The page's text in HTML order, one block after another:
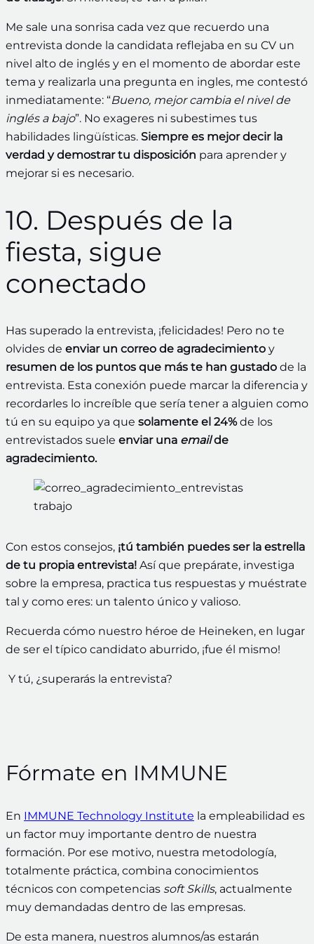
Me sale una sonrisa cada vez que recuerdo una
entrevista donde la candidata reflejaba en su CV un
nivel alto de inglés y en el momento de abordar este
tema y realizarla una pregunta en ingles, me contestó
inmediatamente: “Bueno, mejor cambia el nivel de
inglés a bajo”. No exageres ni subestimes tus
habilidades lingüísticas. Siempre es mejor decir la
verdad y demostrar tu disposición para aprender y
mejorar si es necesario.
10. Después de la
fiesta, sigue
conectado
Has superado la entrevista, ¡felicidades! Pero no te
olvides de enviar un correo de agradecimiento y
resumen de los puntos que más te han gustado de la
entrevista. Esta conexión puede marcar la diferencia y
recordarles lo increíble que sería tener a alguien como
tú en su equipo ya que solamente el 24%de los
entrevistados suele enviar una emailde
agradecimiento.
Con estos consejos, ¡tú también puedes ser la estrella
de tu propia entrevista! Así que prepárate, investiga
sobre la empresa, practica tus respuestas y muéstrate
tal y como eres: un talento único y valioso.
Recuerda cómo nuestro héroe de Heineken, en lugar
de ser el típico candidato aburrido, ¡fue él mismo!
Y tú, ¿superarás la entrevista?
Fórmate en IMMUNE
En IMMUNE Technology Institute la empleabilidad es
un factor muy importante dentro de nuestra
formación. Por ese motivo, nuestra metodología,
totalmente práctica, combina conocimientos
técnicos con competencias soft Skills, actualmente
muy demandadas dentro de las empresas.
De esta manera, nuestros alumnos/as estarán